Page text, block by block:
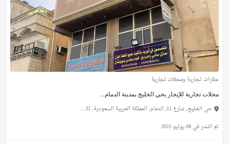
عقارات تجارية ومحلات تجارية
محلات تجارية للإيجار بحي الخليج بمدينة الدمام...
حي الخليج, شارع 11, الدمام, المملكة العربية السعودية, 32...
تم النشر في 08 يوليو 2023